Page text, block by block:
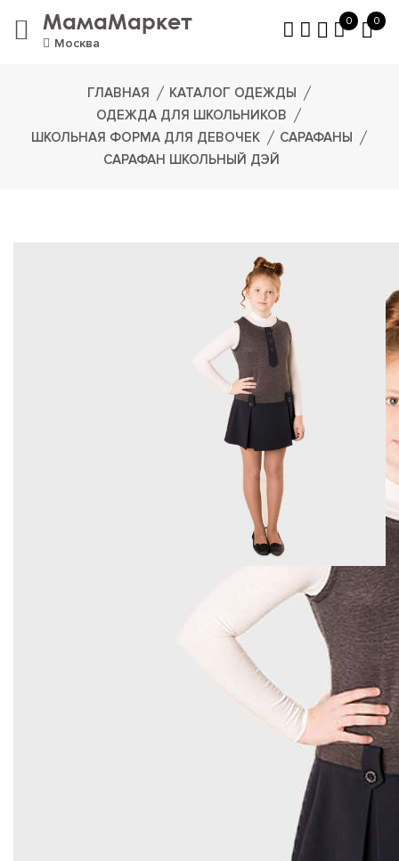
МамаМаркет
Москва
0 0
ГЛАВНАЯ
КАТАЛОГ ОДЕЖДЫ
ОДЕЖДА ДЛЯ ШКОЛЬНИКОВ
ШКОЛЬНАЯ ФОРМА ДЛЯ ДЕВОЧЕК
САРАФАНЫ
САРАФАН ШКОЛЬНЫЙ ДЭЙ